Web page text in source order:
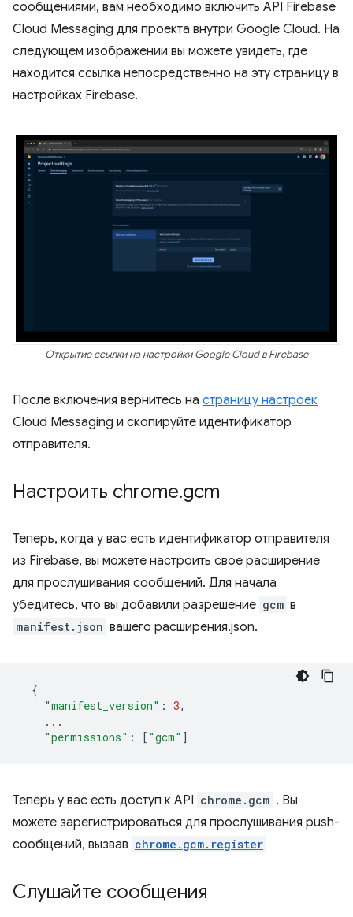
сообщениями, вам необходимо включить API Firebase
Cloud Messaging для проекта внутри Google Cloud. На
следующем изображении вы можете увидеть, где
находится ссылка непосредственно на эту страницу в
настройках Firebase.
Открытие ссылки на настройки Google Cloud в Firebase
После включения вернитесь на страницу настроек
Cloud Messaging и скопируйте идентификатор
отправителя.
Настроить chrome.gcm
Теперь, когда у вас есть идентификатор отправителя
из Firebase, вы можете настроить свое расширение
для прослушивания сообщений. Для начала
убедитесь, что вы добавили разрешение gcm в
manifest.json вашего расширения.json.
{
"manifest_version" : 3,
...
"permissions" : [ "gcm" ]
Теперь у вас есть доступ к API chrome.gcm . Вы
можете зарегистрироваться для прослушивания push-
сообщений, вызвав chrome.gcm.register
Слушайте сообщения